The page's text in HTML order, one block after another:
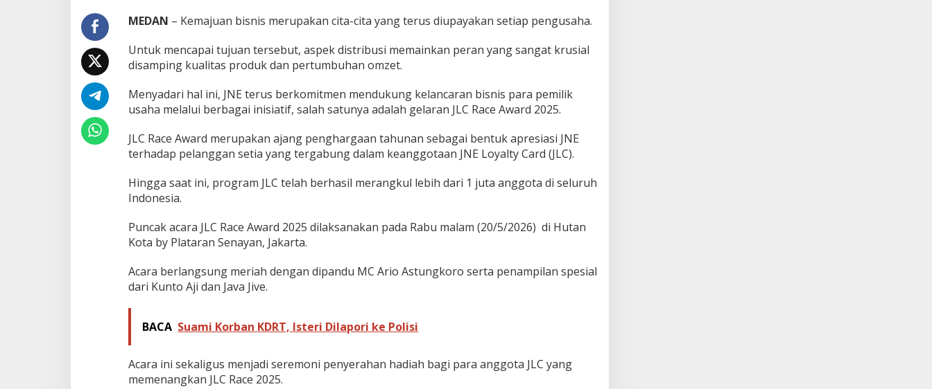
N
b
a
g
K
e
u
k
s
s
a
K
M
MEDAN – Kemajuan bisnis merupakan cita-cita yang terus diupayakan setiap pengusaha.
Untuk mencapai tujuan tersebut, aspek distribusi memainkan peran yang sangat krusial
disamping kualitas produk dan pertumbuhan omzet.
Menyadari hal ini, JNE terus berkomitmen mendukung kelancaran bisnis para pemilik
usaha melalui berbagai inisiatif, salah satunya adalah gelaran JLC Race Award 2025.
JLC Race Award merupakan ajang penghargaan tahunan sebagai bentuk apresiasi JNE
terhadap pelanggan setia yang tergabung dalam keanggotaan JNE Loyalty Card (JLC).
Hingga saat ini, program JLC telah berhasil merangkul lebih dari 1 juta anggota di seluruh
Indonesia.
Puncak acara JLC Race Award 2025 dilaksanakan pada Rabu malam (20/5/2026) di Hutan
Kota by Plataran Senayan, Jakarta.
Acara berlangsung meriah dengan dipandu MC Ario Astungkoro serta penampilan spesial
dari Kunto Aji dan Java Jive.
BACA Suami Korban KDRT, Isteri Dilapori ke Polisi
Acara ini sekaligus menjadi seremoni penyerahan hadiah bagi para anggota JLC yang
memenangkan JLC Race 2025.